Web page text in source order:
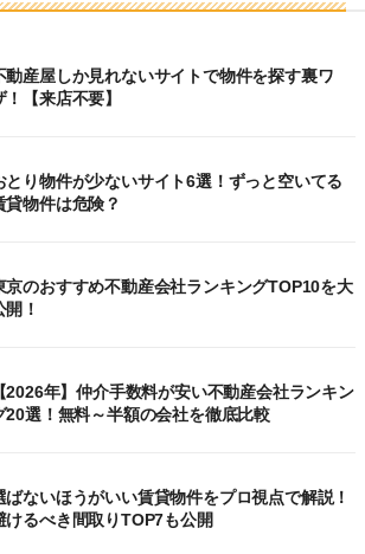
動産屋しか見れないサイトで物件を探す裏ワ
！【来店不要】
とり物件が少ないサイト6選！ずっと空いてる
貸物件は危険？
京のおすすめ不動産会社ランキングTOP10を大
開！
【2026年】仲介手数料が安い不動産会社ランキン
20選！無料～半額の会社を徹底比較
ばないほうがいい賃貸物件をプロ視点で解説！
けるべき間取りTOP7も公開